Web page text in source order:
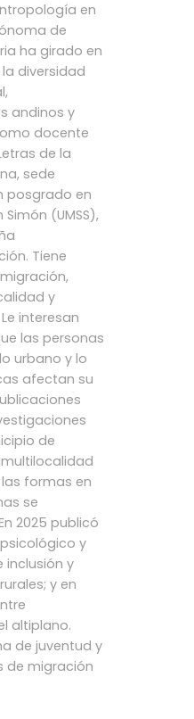
en
de
ha girado en
diversidad
andinos y
docente
de la
sede
posgrado en
(UMSS),
Tiene
y
interesan
las personas
urbano y lo
afectan su
de
formas en
se
2025 publicó
y
inclusión y
y en
altiplano.
de juventud y
de migración